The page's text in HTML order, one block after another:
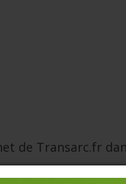
de Transarc.fr